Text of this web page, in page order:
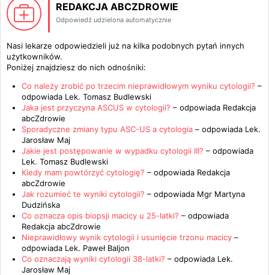
REDAKCJA ABCZDROWIE
Odpowiedź udzielona automatycznie
Nasi lekarze odpowiedzieli już na kilka podobnych pytań innych
użytkowników.
Poniżej znajdziesz do nich odnośniki:
Co należy zrobić po trzecim nieprawidłowym wyniku cytologii? –
odpowiada Lek. Tomasz Budlewski
Jaka jest przyczyna ASCUS w cytologii? – odpowiada Redakcja
abcZdrowie
Sporadyczne zmiany typu ASC-US a cytologia – odpowiada Lek.
Jarosław Maj
Jakie jest postępowanie w wypadku cytologii III? – odpowiada
Lek. Tomasz Budlewski
Kiedy mam powtórzyć cytologię? – odpowiada Redakcja
abcZdrowie
Jak rozumieć te wyniki cytologii? – odpowiada Mgr Martyna
Dudzińska
Co oznacza opis biopsji macicy u 25-latki? – odpowiada
Redakcja abcZdrowie
Nieprawidłowy wynik cytologii i usunięcie trzonu macicy –
odpowiada Lek. Paweł Baljon
Co oznaczają wyniki cytologii 38-latki? – odpowiada Lek.
Jarosław Maj